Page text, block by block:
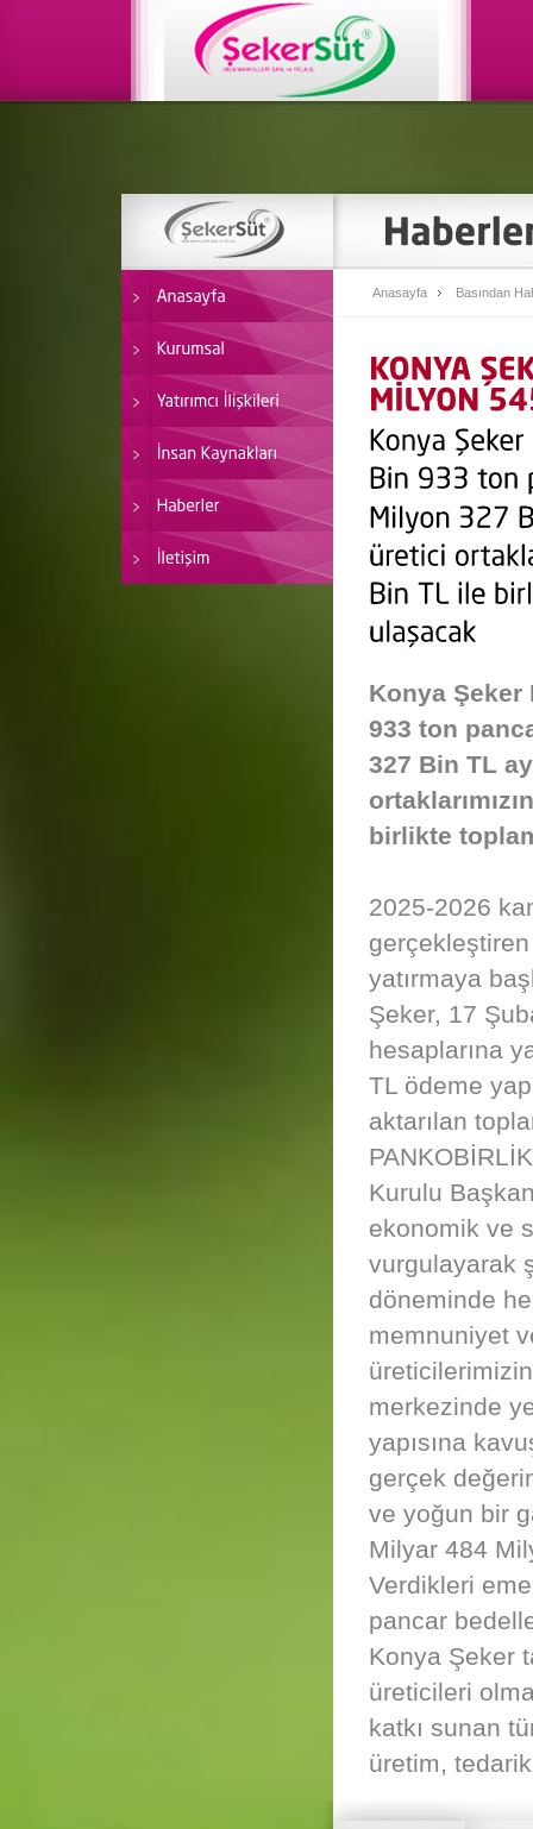
Anasayfa Basından
Konya Şeker
933 ton
327 Bin TL
birlikte
2025-2026
yatırmaya
Şeker, 17
hesaplarına
TL ödeme
aktarılan
Kurulu
ekonomik ve
vurgulayarak
döneminde
memnuniyet
merkezinde
yapısına
gerçek
ve yoğun bir
Milyar 484
Verdikleri
pancar
Konya Şeker
üreticileri
katkı sunan
üretim,